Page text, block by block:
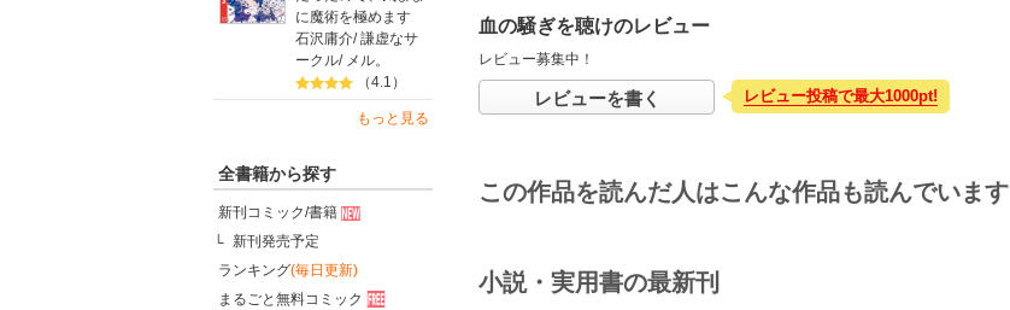
に魔術を極めます
石沢庸介/謙虚なサ
ークル/ メル。
（4.1）
もっと見る
全書籍から探す
新刊コミック/書籍
新刊発売予定
ランキング(毎日更新)
まるごと無料コミック
血の騒ぎを聴けのレビュー
レビュー募集中！
レビューを書く レビュー投稿で最大1000pt!
この作品を読んだ人はこんな作品も読んでいます
小説・実用書の最新刊